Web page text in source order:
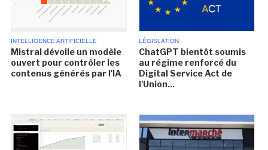
INTELLIGENCE ARTIFICIELLE
Mistral dévoile un modèle
ouvert pour contrôler les
contenus générés par l'IA
LÉGISLATION
ChatGPT bientôt soumis
au régime renforcé du
Digital Service Act de
l'Union...